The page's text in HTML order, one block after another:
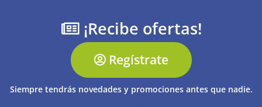
¡Recibe ofertas!
Regístrate
Siempre tendrás novedades y promociones antes que nadie.